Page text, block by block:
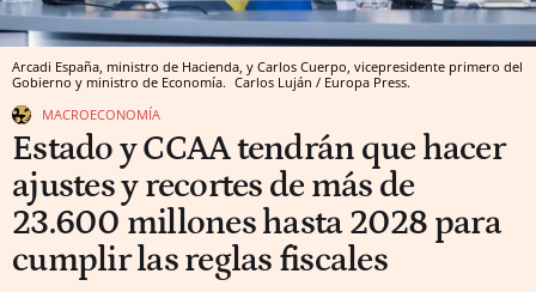
Arcadi España, ministro de Hacienda, y Carlos Cuerpo, vicepresidente primero del
Gobierno y ministro de Economía. Carlos Luján / Europa Press.
MACROECONOMÍA
Estado y CCAA tendrán que hacer
ajustes y recortes de más de
23.600 millones hasta 2028 para
cumplir las reglas fiscales